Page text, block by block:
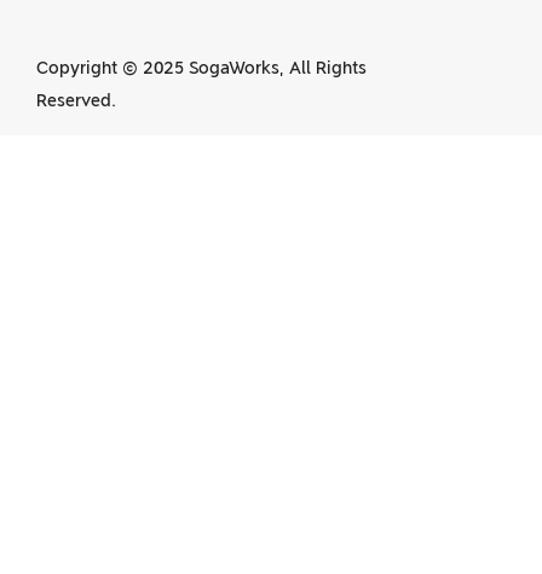
Copyright © 2025 SogaWorks, All Rights
Reserved.